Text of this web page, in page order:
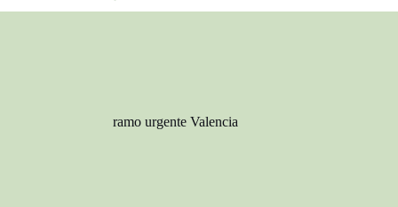
ramo urgente Valencia